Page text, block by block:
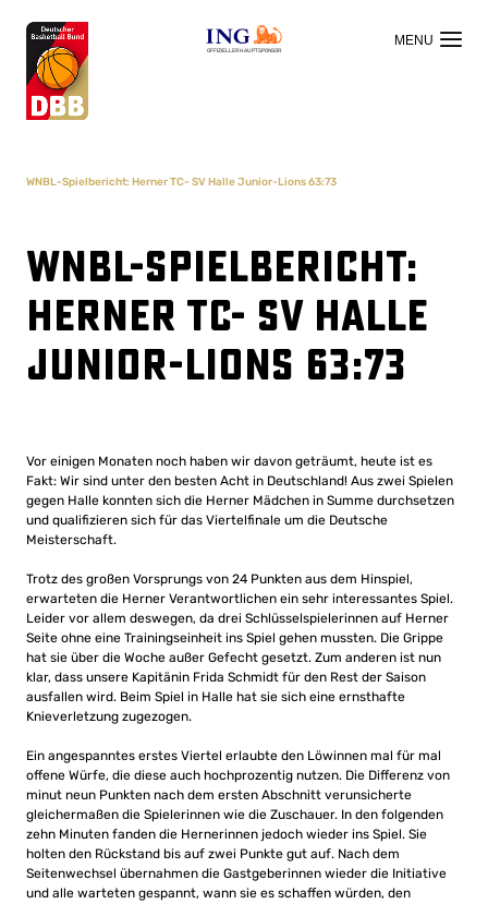
OFFIZIELLER HAUPTSPONSOR
WNBL-Spielbericht: Herner TC- SV Halle Junior-Lions 63:73
WNBL-Spielbericht:
Herner TC- SV Halle
Junior-Lions 63:73
Vor einigen Monaten noch haben wir davon geträumt, heute ist es
Fakt: Wir sind unter den besten Acht in Deutschland! Aus zwei Spielen
gegen Halle konnten sich die Herner Mädchen in Summe durchsetzen
und qualifizieren sich für das Viertelfinale um die Deutsche
Meisterschaft.
Trotz des großen Vorsprungs von 24 Punkten aus dem Hinspiel,
erwarteten die Herner Verantwortlichen ein sehr interessantes Spiel.
Leider vor allem deswegen, da drei Schlüsselspielerinnen auf Herner
Seite ohne eine Trainingseinheit ins Spiel gehen mussten. Die Grippe
hat sie über die Woche außer Gefecht gesetzt. Zum anderen ist nun
klar, dass unsere Kapitänin Frida Schmidt für den Rest der Saison
ausfallen wird. Beim Spiel in Halle hat sie sich eine ernsthafte
Knieverletzung zugezogen.
Ein angespanntes erstes Viertel erlaubte den Löwinnen mal für mal
offene Würfe, die diese auch hochprozentig nutzen. Die Differenz von
minut neun Punkten nach dem ersten Abschnitt verunsicherte
gleichermaßen die Spielerinnen wie die Zuschauer. In den folgenden
zehn Minuten fanden die Hernerinnen jedoch wieder ins Spiel. Sie
holten den Rückstand bis auf zwei Punkte gut auf. Nach dem
Seitenwechsel übernahmen die Gastgeberinnen wieder die Initiative
und alle warteten gespannt, wann sie es schaffen würden, den